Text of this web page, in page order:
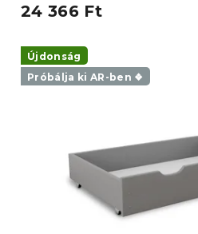
24 366 Ft
Újdonság
Próbálja ki AR-ben ❖